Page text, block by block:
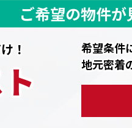
ご希望の物件
！ 希望条件
地元密着